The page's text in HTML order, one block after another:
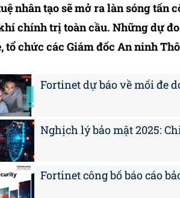
nhân tạo sẽ mở ra làn sóng
chính trị toàn cầu. Những dự
tổ chức các Giám đốc An ninh
Fortinet dự báo về mối đe
Nghịch lý bảo mật 2025:
Fortinet công bố báo cáo